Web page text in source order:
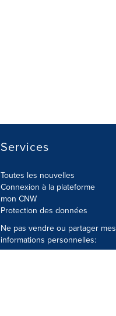
Services
Toutes les nouvelles
Connexion à la plateforme
mon CNW
Protection des données
Ne pas vendre ou partager mes
informations personnelles: